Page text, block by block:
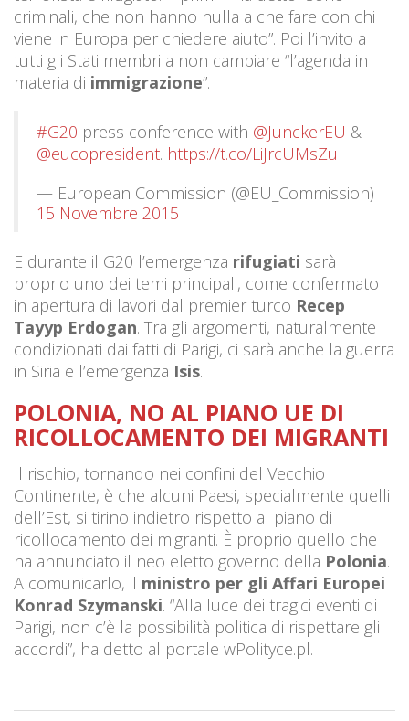
criminali, che non hanno nulla a che fare con chi
viene in Europa per chiedere aiuto”. Poi l’invito a
tutti gli Stati membri a non cambiare “l’agenda in
materia di immigrazione”.
#G20 press conference with @JunckerEU &
@eucopresident. https://t.co/LiJrcUMsZu
— European Commission (@EU_Commission)
15 Novembre 2015
E durante il G20 l’emergenza rifugiati sarà
proprio uno dei temi principali, come confermato
in apertura di lavori dal premier turco Recep
Tayyp Erdogan. Tra gli argomenti, naturalmente
condizionati dai fatti di Parigi, ci sarà anche la guerra
in Siria e l’emergenza Isis.
POLONIA, NO AL PIANO UE DI
RICOLLOCAMENTO DEI MIGRANTI
Il rischio, tornando nei confini del Vecchio
Continente, è che alcuni Paesi, specialmente quelli
dell’Est, si tirino indietro rispetto al piano di
ricollocamento dei migranti. È proprio quello che
ha annunciato il neo eletto governo della Polonia.
A comunicarlo, il ministro per gli Affari Europei
Konrad Szymanski. “Alla luce dei tragici eventi di
Parigi, non c’è la possibilità politica di rispettare gli
accordi”, ha detto al portale wPolityce.pl.